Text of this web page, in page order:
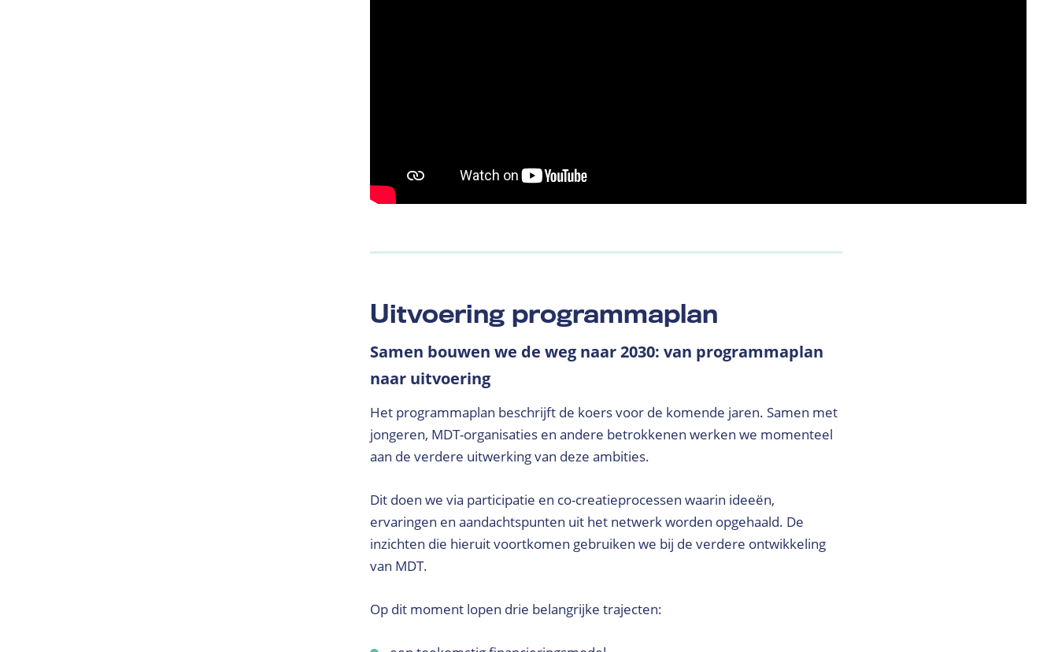
Uitvoering programmaplan
Samen bouwen we de weg naar 2030: van programmaplan
naar uitvoering
Het programmaplan beschrijft de koers voor de komende jaren. Samen met
jongeren, MDT-organisaties en andere betrokkenen werken we momenteel
aan de verdere uitwerking van deze ambities.
Dit doen we via participatie en co-creatieprocessen waarin ideeën,
ervaringen en aandachtspunten uit het netwerk worden opgehaald. De
inzichten die hieruit voortkomen gebruiken we bij de verdere ontwikkeling
van MDT.
Op dit moment lopen drie belangrijke trajecten: